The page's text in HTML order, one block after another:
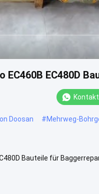
EC460B EC480D
Doosan #Mehrweg-
Bauteile für